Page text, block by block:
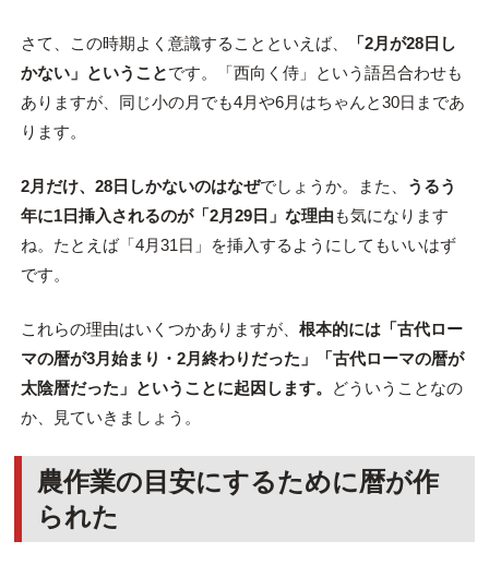
さて、この時期よく意識することといえば、
「2月が28日し
かない」ということです。「西向く侍」という語呂合わせも
ありますが、同じ小の月でも4月や6月はちゃんと30日まであ
ります。
2月だけ、28日しかないのはなぜでしょうか。また、
うるう
年に1日挿入されるのが「2月29日」な理由 も気になります
ね。たとえば「4月31日」を挿入するようにしてもいいはず
です。
これらの理由はいくつかありますが、 根本的には「古代ロー
マの暦が3月始まり・2月終わりだった」「古代ローマの暦が
太陰暦だった」ということに起因します。
どういうことなの
か、見ていきましょう。
農作業の目安にするために暦が作
られた